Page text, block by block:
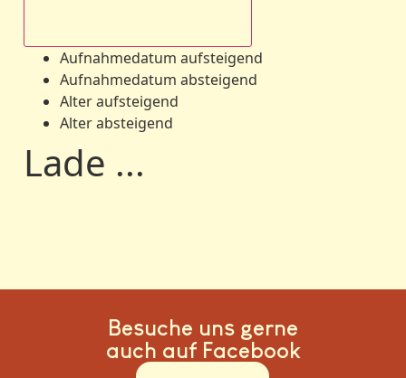
Aufnahmedatum aufsteigend
Aufnahmedatum absteigend
Alter aufsteigend
Alter absteigend
Lade ...
Besuche uns gerne
auch auf Facebook